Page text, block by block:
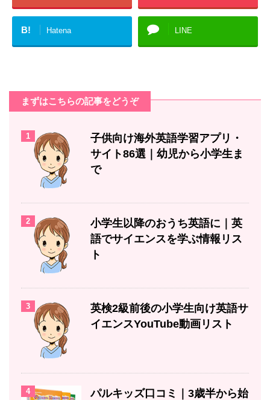
B! Hatena LINE
まずはこちらの記事をどうぞ
1
子供向け海外英語学習アプリ・
サイト86選｜幼児から小学生ま
で
2
小学生以降のおうち英語に｜英
語でサイエンスを学ぶ情報リス
ト
3
英検2級前後の小学生向け英語サ
イエンスYouTube動画リスト
4
パルキッズ口コミ｜3歳半から始